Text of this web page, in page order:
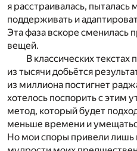
я расстраивалась, пыталась
поддерживать и
Эта фаза вскоре сменилась
вещей.
В классических
из тысячи добьётся
из миллиона постигнет
хотелось поспорить с этим
метод, который будет
меньше времени и
Но мои споры привели лишь